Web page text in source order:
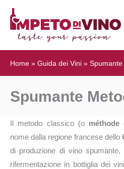
Home » Guida dei Vini »
Spumante
Il metodo classico (o méthode
nome dalla regione francese dello
di produzione di vino
rifermentazione in bottiglia dei